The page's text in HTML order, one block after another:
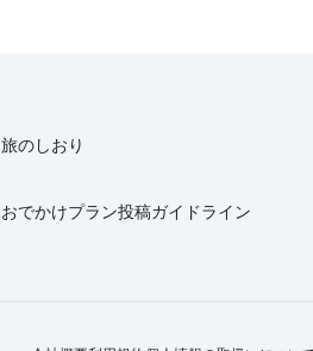
旅のしおり
おでかけプラン投稿ガイドライン